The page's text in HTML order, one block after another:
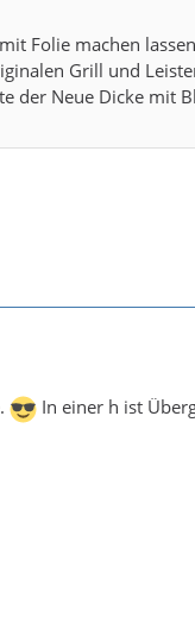
Folie machen
Grill und
der Neue Dicke mit
In einer h ist